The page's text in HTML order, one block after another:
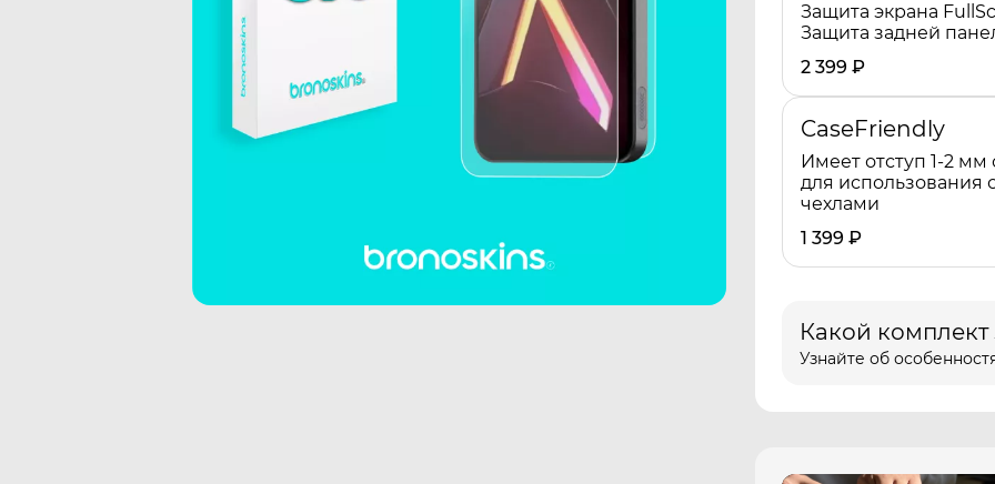
Защита экрана
Защита задней
2 399 ₽
CaseFriendly
Имеет отступ 1-2 мм
для использования
чехлами
1 399 ₽
Какой
Узнайте об